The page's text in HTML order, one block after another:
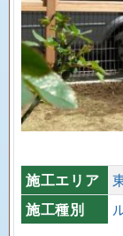
施工エリア
施工種別